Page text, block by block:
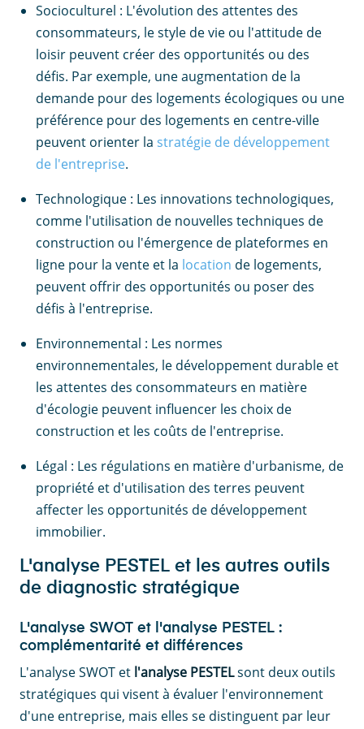
Socioculturel : L'évolution des attentes des
consommateurs, le style de vie ou l'attitude de
loisir peuvent créer des opportunités ou des
défis. Par exemple, une augmentation de la
demande pour des logements écologiques ou une
préférence pour des logements en centre-ville
peuvent orienter la stratégie de développement
de l'entreprise.
Technologique : Les innovations technologiques,
comme l'utilisation de nouvelles techniques de
construction ou l'émergence de plateformes en
ligne pour la vente et la location de logements,
peuvent offrir des opportunités ou poser des
défis à l'entreprise.
Environnemental : Les normes
environnementales, le développement durable et
les attentes des consommateurs en matière
d'écologie peuvent influencer les choix de
construction et les coûts de l'entreprise.
Légal : Les régulations en matière d'urbanisme, de
propriété et d'utilisation des terres peuvent
affecter les opportunités de développement
immobilier.
L'analyse PESTEL et les autres outils
de diagnostic stratégique
L'analyse SWOT et l'analyse PESTEL :
complémentarité et différences
L'analyse SWOT et l'analyse PESTELsont deux outils
stratégiques qui visent à évaluer l'environnement
d'une entreprise, mais elles se distinguent par leur